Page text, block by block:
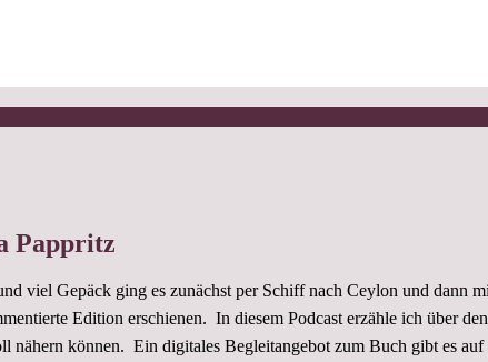
Pappritz
viel Gepäck ging es zunächst per Schiff nach Ceylon und dann
Edition erschienen. In diesem Podcast erzähle ich über
können. Ein digitales Begleitangebot zum Buch gibt es auf